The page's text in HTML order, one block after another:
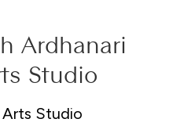
Ardhanari
Studio
Studio